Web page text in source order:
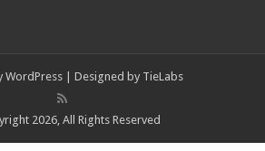
WordPress | Designed by TieLabs
2026, All Rights Reserved